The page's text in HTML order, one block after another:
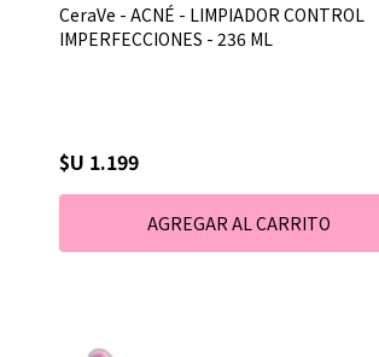
CeraVe - ACNÉ - LIMPIADOR CONTROL
IMPERFECCIONES - 236 ML
$U 1.199